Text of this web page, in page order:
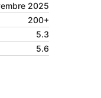
2025
200+
5.3
5.6